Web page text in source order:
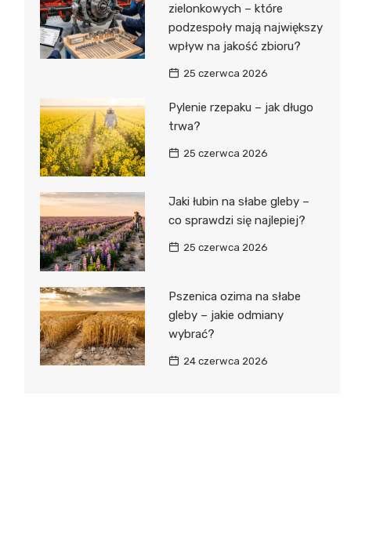
zielonkowych – które
podzespoły mają największy
wpływ na jakość zbioru?
25 czerwca 2026
Pylenie rzepaku – jak długo
trwa?
25 czerwca 2026
Jaki łubin na słabe gleby –
co sprawdzi się najlepiej?
25 czerwca 2026
Pszenica ozima na słabe
gleby – jakie odmiany
wybrać?
24 czerwca 2026